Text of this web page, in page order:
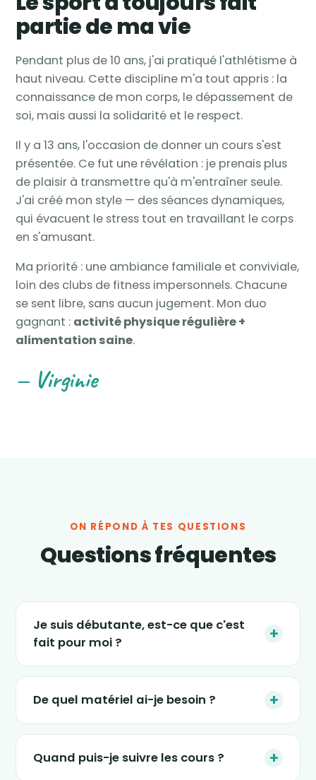
partie de ma vie
Pendant plus de 10 ans, j'ai pratiqué l'athlétisme à
haut niveau. Cette discipline m'a tout appris : la
connaissance de mon corps, le dépassement de
soi, mais aussi la solidarité et le respect.
Il y a 13 ans, l'occasion de donner un cours s'est
présentée. Ce fut une révélation : je prenais plus
de plaisir à transmettre qu'à m'entraîner seule.
J'ai créé mon style — des séances dynamiques,
qui évacuent le stress tout en travaillant le corps
en s'amusant.
Ma priorité : une ambiance familiale et conviviale,
loin des clubs de fitness impersonnels. Chacune
se sent libre, sans aucun jugement. Mon duo
gagnant : activité physique régulière +
alimentation saine.
— Virginie
ON RÉPOND À TES QUESTIONS
Questions fréquentes
Je suis débutante, est-ce que c'est
fait pour moi ?
+
Absolument. Les séances s'adaptent à tous
semaines » est justement conçu pour
(re)démarrer en douceur, sans impact et sans
De quel matériel ai-je besoin ? +
Le strict minimum : une tablette, un ordinateur
ou un smartphone, un petit espace dans ton
salon et une tenue confortable. Certaines
Quand puis-je suivre les cours ? +